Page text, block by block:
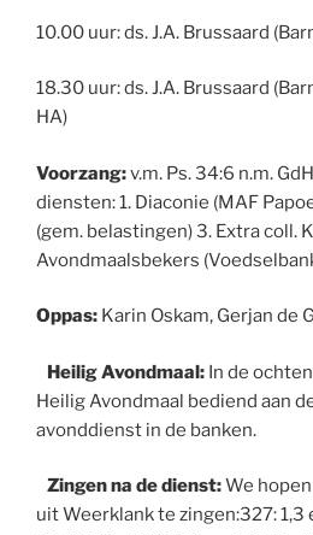
10.00 uur: ds. J.A. Brussaard
18.30 uur: ds. J.A. Brussaard
HA)
Voorzang:v.m. Ps. 34:6 n.m.
diensten: 1. Diaconie (MAF
(gem. belastingen) 3. Extra coll.
Avondmaalsbekers
Oppas: Karin Oskam, Gerjan de
Heilig Avondmaal: In de
Heilig Avondmaal bediend aan
avonddienst in de banken.
Zingen na de dienst:We
uit Weerklank te zingen:327: 1,3